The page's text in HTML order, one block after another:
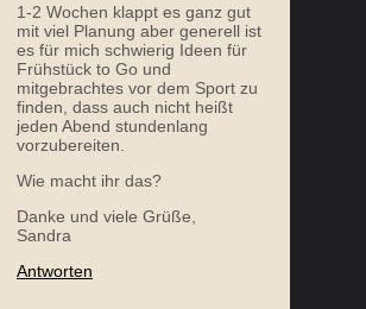
1-2 Wochen klappt es ganz gut
mit viel Planung aber generell ist
es für mich schwierig Ideen für
Frühstück to Go und
mitgebrachtes vor dem Sport zu
finden, dass auch nicht heißt
jeden Abend stundenlang
vorzubereiten.
Wie macht ihr das?
Danke und viele Grüße,
Sandra
Antworten